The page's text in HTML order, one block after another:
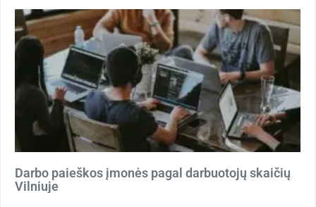
Darbo paieškos įmonės pagal darbuotojų skaičių
Vilniuje